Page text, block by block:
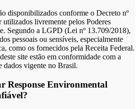
disponibilizados conforme o Decreto nº
utilizados livremente pelos Poderes
Segundo a LGPD (Lei nº 13.709/2018),
pessoais ou sensíveis, especialmente
como os fornecidos pela Receita Federal.
site estão em conformidade com a
dados vigente no Brasil.
Response Environmental